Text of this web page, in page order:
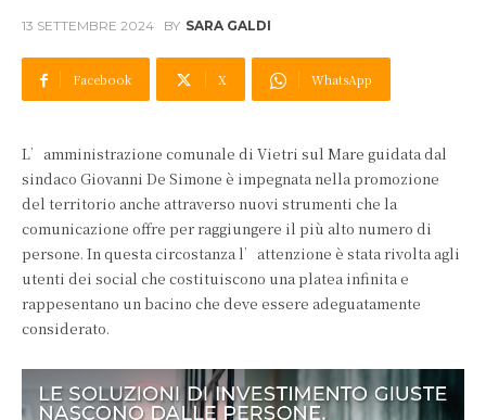
13 SETTEMBRE 2024 BY SARA GALDI
Facebook X WhatsApp
L’amministrazione comunale di Vietri sul Mare guidata dal
sindaco Giovanni De Simone è impegnata nella promozione
del territorio anche attraverso nuovi strumenti che la
comunicazione offre per raggiungere il più alto numero di
persone. In questa circostanza l’attenzione è stata rivolta agli
utenti dei social che costituiscono una platea infinita e
rappesentano un bacino che deve essere adeguatamente
considerato.